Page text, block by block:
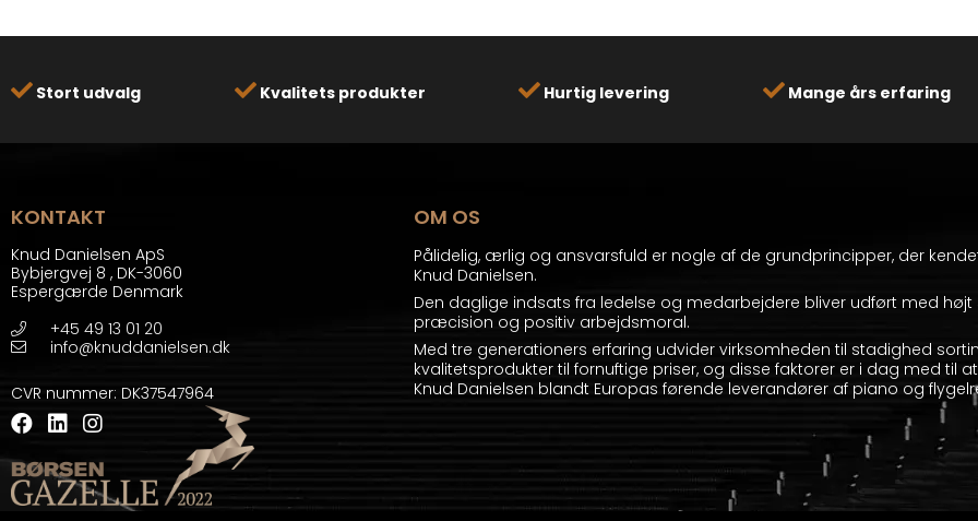
Stort udvalg Kvalitets produkter Hurtig levering Mange års erfaring
KONTAKT
Knud Danielsen ApS
Bybjergvej 8 , DK-3060
Espergærde Denmark
+45 49 13 01 20
info@knuddanielsen.dk
CVR nummer: DK37547964
OM OS
Pålidelig, ærlig og ansvarsfuld er nogle af de grundprincipper, der
Knud Danielsen.
Den daglige indsats fra ledelse og medarbejdere bliver udført med højt
præcision og positiv arbejdsmoral.
Med tre generationers erfaring udvider virksomheden til stadighed
kvalitetsprodukter til fornuftige priser, og disse faktorer er i dag med til
Knud Danielsen blandt Europas førende leverandører af piano og